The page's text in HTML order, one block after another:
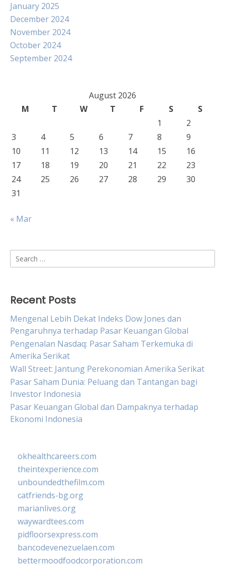
January 2025
December 2024
November 2024
October 2024
September 2024
August 2026
M
T W T F S
S
1
2
3
4 5 6 7 8
9
10
11 12 13 14 15
16
17
18 19 20 21 22
23
24
25 26 27 28 29
30
31
« Mar
Search
for:
Recent Posts
Mengenal Lebih Dekat Indeks Dow Jones dan
Pengaruhnya terhadap Pasar Keuangan Global
Pengenalan Nasdaq: Pasar Saham Terkemuka di
Amerika Serikat
Wall Street: Jantung Perekonomian Amerika Serikat
Pasar Saham Dunia: Peluang dan Tantangan bagi
Investor Indonesia
Pasar Keuangan Global dan Dampaknya terhadap
Ekonomi Indonesia
okhealthcareers.com
theintexperience.com
unboundedthefilm.com
catfriends-bg.org
marianlives.org
waywardtees.com
pidfloorsexpress.com
bancodevenezuelaen.com
bettermoodfoodcorporation.com